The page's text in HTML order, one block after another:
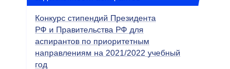
Конкурс стипендий Президента
РФ и Правительства РФ для
аспирантов по приоритетным
направлениям на 2021/2022 учебный
год